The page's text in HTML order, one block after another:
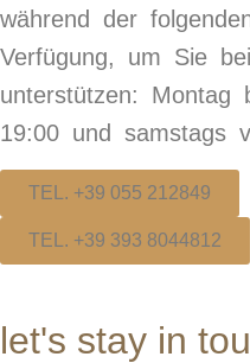
während der
Verfügung, um Sie
unterstützen:
19:00 und samstags
TEL. +39 055 212849
TEL. +39 393 8044812
let's stay in